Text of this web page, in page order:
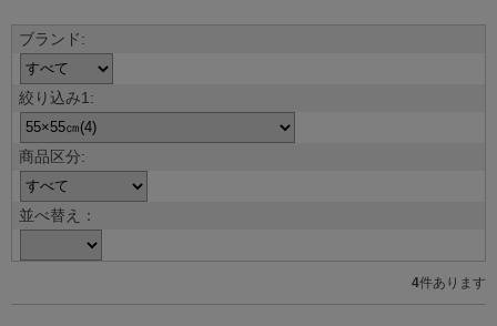
並べ替え：
4件あります